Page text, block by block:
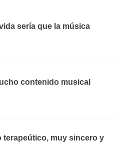
sería que la música
contenido musical
terapeútico, muy sincero y